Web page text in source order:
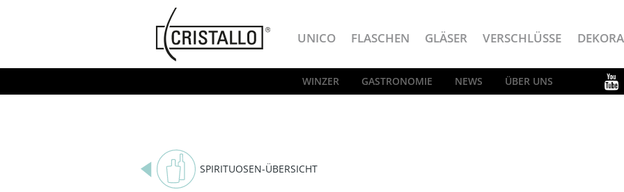
Cristallo
UNICO FLASCHEN GLÄSER VERSCHLÜSSE
WINZER GASTRONOMIE NEWS ÜBER UNS
SPIRITUOSEN-ÜBERSICHT